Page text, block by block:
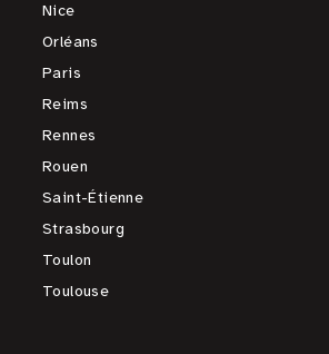
Nice
Orléans
Paris
Reims
Rennes
Rouen
Saint-Étienne
Strasbourg
Toulon
Toulouse